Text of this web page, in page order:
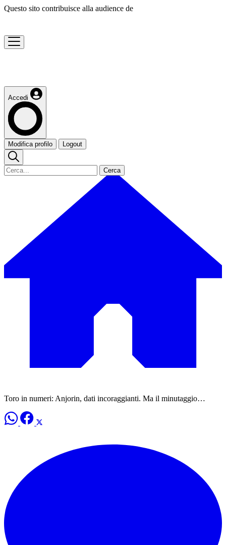
Questo sito contribuisce alla audience de
Accedi
Modifica profilo Logout
Cerca
Toro in numeri: Anjorin, dati incoraggianti. Ma il minutaggio…